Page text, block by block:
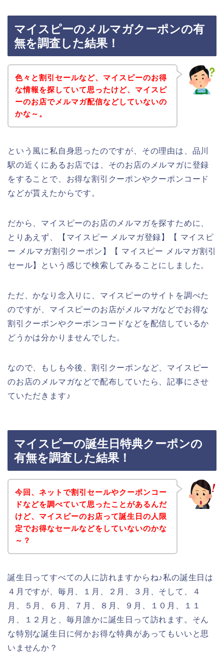
マイスピーのメルマガクーポンの有
無を調査した結果！
色々と割引セールなど、マイスピーのお得
な情報を探していて思ったけど、マイスピ
ーのお店でメルマガ配信などしていないの
かな～。
という風に私自身思ったのですが、その理由は、品川
駅の近くにあるお店では、そのお店のメルマガに登録
をすることで、お得な割引クーポンやクーポンコード
などが貰えたからです。
だから、マイスピーのお店のメルマガを探すために、
とりあえず、【マイスピー メルマガ登録】【 マイスピ
ー メルマガ割引クーポン】【 マイスピー メルマガ割引
セール】という感じで検索してみることにしました。
ただ、かなり念入りに、マイスピーのサイトを調べた
のですが、マイスピーのお店がメルマガなどでお得な
割引クーポンやクーポンコードなどを配信しているか
どうかは分かりませんでした。
なので、もしも今後、割引クーポンなど、マイスピー
のお店のメルマガなどで配布していたら、記事にさせ
ていただきます♪
マイスピーの誕生日特典クーポンの
有無を調査した結果！
今回、ネットで割引セールやクーポンコー
ドなどを調べていて思ったことがあるんだ
けど、マイスピーのお店って誕生日の人限
定でお得なセールなどをしていないのかな
～？
誕生日ってすべての人に訪れますからね♪私の誕生日は
４月ですが、毎月、１月、２月、３月、そして、４
月、５月、６月、７月、８月、９月、１０月、１１
月、１２月と、毎月誰かに誕生日って訪れます。そん
な特別な誕生日に何かお得な特典があってもいいと思
いませんか？